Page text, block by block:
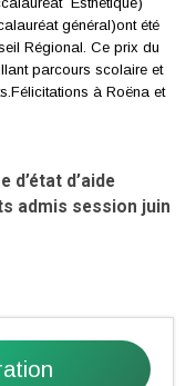
général)ont été
Régional. Ce prix du
parcours scolaire et
à Roëna et
d’état d’aide
admis session juin